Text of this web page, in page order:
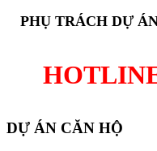
PHỤ TRÁCH DỰ
DỰ ÁN CĂN HỘ